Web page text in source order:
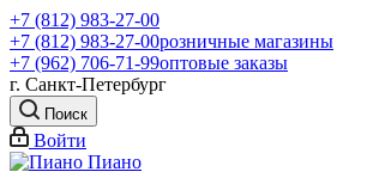
+7 (812) 983-27-00
+7 (812) 983-27-00розничные магазины
+7 (962) 706-71-99оптовые заказы
г. Санкт-Петербург
Поиск
Войти